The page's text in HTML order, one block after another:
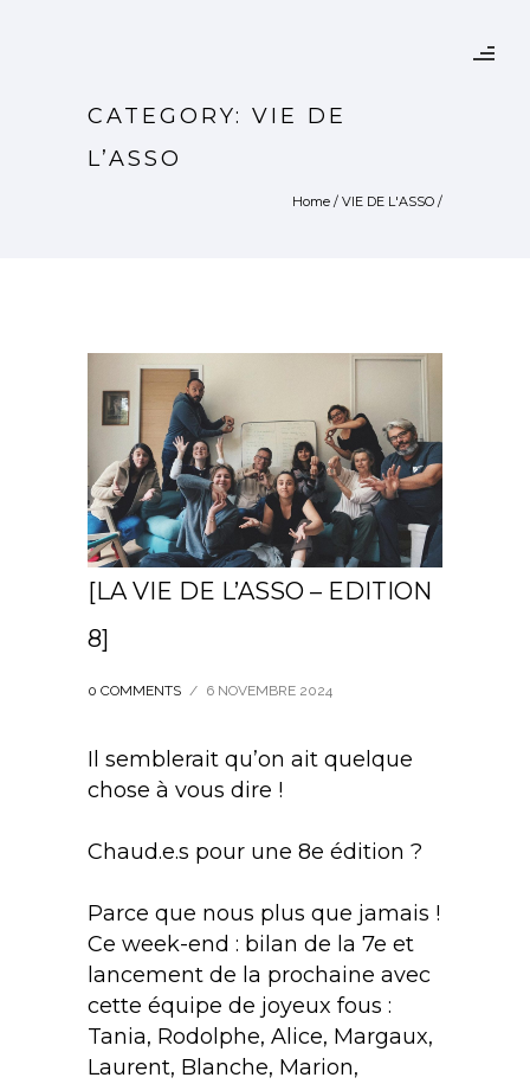
CATEGORY: VIE DE
L’ASSO
Home / VIE DE L'ASSO /
[LA VIE DE L’ASSO – EDITION
8]
0 COMMENTS / 6 NOVEMBRE 2024
Il semblerait qu’on ait quelque
chose à vous dire !
Chaud.e.s pour une 8e édition ?
Parce que nous plus que jamais !
Ce week-end : bilan de la 7e et
lancement de la prochaine avec
cette équipe de joyeux fous :
Tania, Rodolphe, Alice, Margaux,
Laurent, Blanche, Marion,